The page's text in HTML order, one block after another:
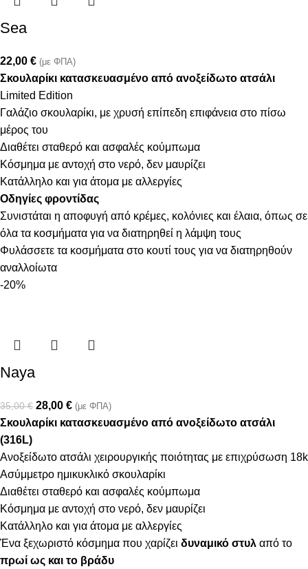
Sea
22,00 € (με ΦΠΑ)
Σκουλαρίκι κατασκευασμένο από ανοξείδωτο ατσάλι
Limited Edition
Γαλάζιο σκουλαρίκι, με χρυσή επίπεδη επιφάνεια στο πίσω
μέρος του
Διαθέτει σταθερό και ασφαλές κούμπωμα
Κόσμημα με αντοχή στο νερό, δεν μαυρίζει
Κατάλληλο και για άτομα με αλλεργίες
Οδηγίες φροντίδας
Συνιστάται η αποφυγή από κρέμες, κολόνιες και έλαια, όπως σε
όλα τα κοσμήματα για να διατηρηθεί η λάμψη τους
Φυλάσσετε τα κοσμήματα στο κουτί τους για να διατηρηθούν
αναλλοίωτα
-20%
Naya
35,00€ 28,00 € (με ΦΠΑ)
Σκουλαρίκι κατασκευασμένο από ανοξείδωτο ατσάλι
(316L)
Ανοξείδωτο ατσάλι χειρουργικής ποιότητας με επιχρύσωση 18k
Ασύμμετρο ημικυκλικό σκουλαρίκι
Διαθέτει σταθερό και ασφαλές κούμπωμα
Κόσμημα με αντοχή στο νερό, δεν μαυρίζει
Κατάλληλο και για άτομα με αλλεργίες
Ένα ξεχωριστό κόσμημα που χαρίζει δυναμικό στυλ από το
πρωί ως και το βράδυ